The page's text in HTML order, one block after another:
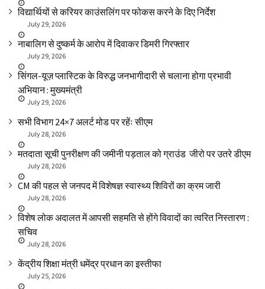
विद्यार्थियों से करियर काउंसलिंग पर फोकस करने के दिए निर्देश
July 29, 2026
नाबालिग से दुष्कर्म के आरोप में दिवाकर डिमरी गिरफ्तार
July 29, 2026
सिंगल-यूज़ प्लास्टिक के विरुद्ध जनभागीदारी से चलाना होगा प्रभावी
अभियान : मुख्यमंत्री
July 29, 2026
सभी विभाग 24×7 अलर्ट मोड पर रहेंः सीएम
July 28, 2026
मतदाता सूची पुनरीक्षण की जमीनी पड़ताल को ग्राउंड जीरो पर उतरे डीएम
July 28, 2026
CM की पहल से जनपद में विशेषज्ञ स्वास्थ्य शिविरों का क्रम जारी
July 28, 2026
विशेष लोक अदालत में आपसी सहमति से होंगे विवादों का त्वरित निस्तारण :
सचिव
July 28, 2026
केंद्रीय शिक्षा मंत्री धमेंद्र प्रधान का इस्तीफा
July 25, 2026